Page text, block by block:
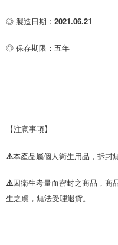
◎ 製造日期：2021.06.21
◎ 保存期限：五年
【注意事項】
⚠️本產品屬個人衛生用品，拆封
⚠️因衛生考量而密封之商品，商
生之虞，無法受理退貨。